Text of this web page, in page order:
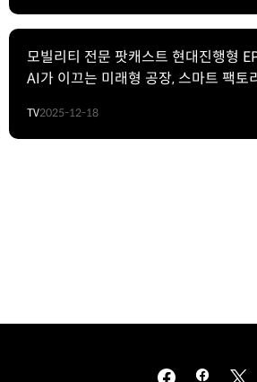
모빌리티 전문 팟캐스트 현대진행형
AI가 이끄는 미래형 공장, 스마트 팩토
TV2025-12-18